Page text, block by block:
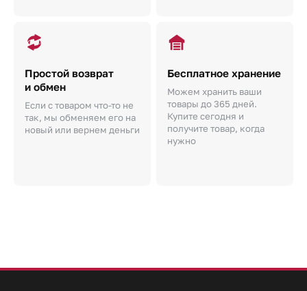
Простой возврат
и обмен
Если с товаром что-то не
так, мы обменяем его на
новый или вернем деньги
Бесплатное хранение
Можем хранить ваши
товары до 365 дней.
Купите сегодня и
получите товар, когда
нужно